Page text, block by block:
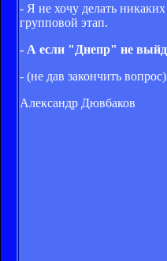
- Я не хочу делать
групповой этап.
- А если "Днепр" не
- (не дав закончить
Александр Дювбаков